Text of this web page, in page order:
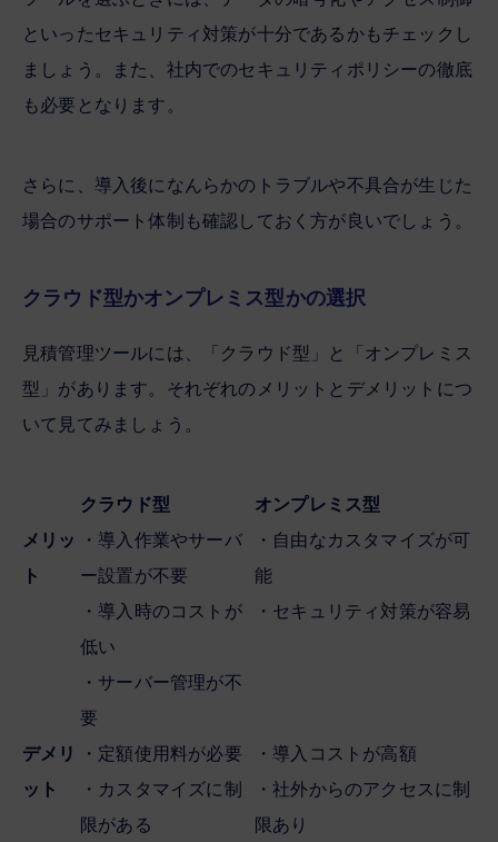
といったセキュリティ対策が十分であるかもチェックし
ましょう。また、社内でのセキュリティポリシーの徹底
も必要となります。
さらに、導入後になんらかのトラブルや不具合が生じた
場合のサポート体制も確認しておく方が良いでしょう。
クラウド型かオンプレミス型かの選択
見積管理ツールには、「クラウド型」と「オンプレミス
型」があります。それぞれのメリットとデメリットにつ
いて見てみましょう。
クラウド型
オンプレミス型
メリッ
ト
・導入作業やサーバ
ー設置が不要
・導入時のコストが
低い
・サーバー管理が不
要
・自由なカスタマイズが可
能
・セキュリティ対策が容易
デメリ
ット
・定額使用料が必要
・カスタマイズに制
限がある
・導入コストが高額
・社外からのアクセスに制
限あり